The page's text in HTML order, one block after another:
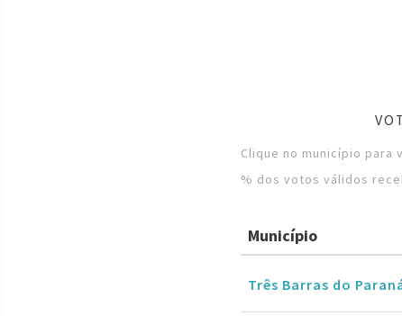
Clique no município para
% dos votos válidos
Município
Três Barras do